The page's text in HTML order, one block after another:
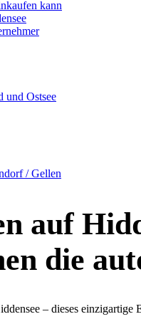
kann
und Ostsee
/ Gellen
auf
die
– dieses